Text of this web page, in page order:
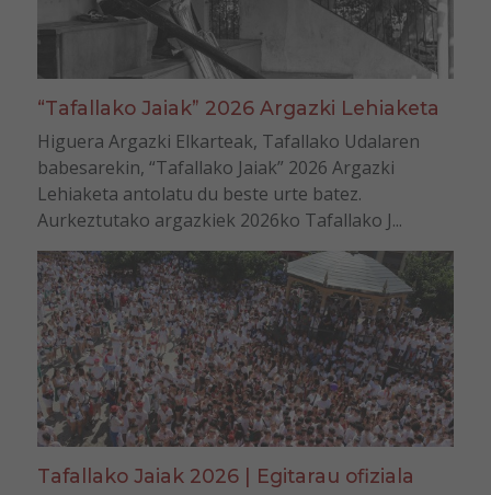
“Tafallako Jaiak” 2026 Argazki Lehiaketa
Higuera Argazki Elkarteak, Tafallako Udalaren
babesarekin, “Tafallako Jaiak” 2026 Argazki
Lehiaketa antolatu du beste urte batez.
Aurkeztutako argazkiek 2026ko Tafallako J...
Tafallako Jaiak 2026 | Egitarau ofiziala